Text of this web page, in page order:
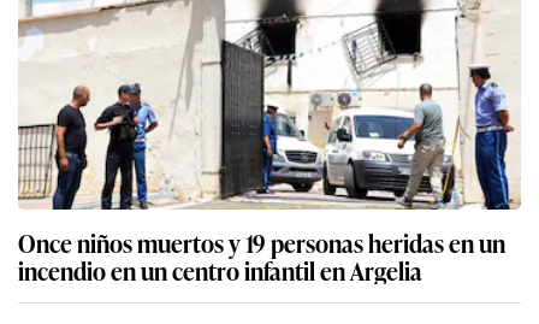
Once niños muertos y 19 personas heridas en un
incendio en un centro infantil en Argelia